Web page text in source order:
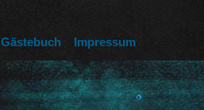
Gästebuch Impressum